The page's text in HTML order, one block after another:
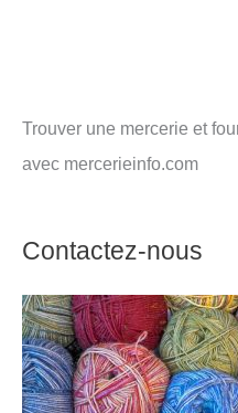
Trouver une mercerie et
avec mercerieinfo.com
Contactez-nous